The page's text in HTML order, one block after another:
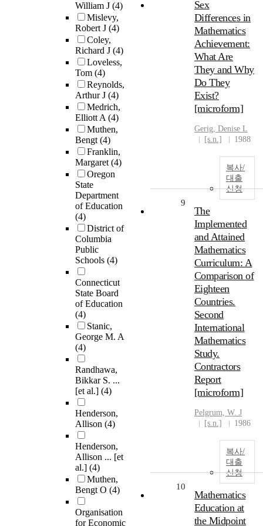
William J (4)
Mislevy,
Robert J (4)
Coley,
Richard J (4)
Loveless,
Tom (4)
Reynolds,
Arthur J (4)
Medrich,
Elliott A(4)
Muthen,
Bengt(4)
Franklin,
Margaret(4)
Oregon
State
Department
of Education
(4)
District of
Columbia
Public
Schools (4)
Connecticut
State Board
of Education
(4)
Stanic,
George M. A
(4)
Randhawa,
Bikkar S. ...
[et al.] (4)
Henderson,
Allison (4)
Henderson,
Allison ... [et
al.] (4)
Muthen,
Bengt O (4)
Organisation
for Economic
Sex
Differences in
Mathematics
Achievement:
What Are
They and Why
Do They
Exist?
[microform]
Gerig, Denise L
[s.n.]
1988
복사/
대출
신청
9
The
Implemented
and Attained
Mathematics
Curriculum: A
Comparison of
Eighteen
Countries.
Second
International
Mathematics
Study.
Contractors
Report
[microform]
Pelgrum, W. J
[s.n.]
1986
복사/
대출
신청
10
Mathematics
Education at
the Midpoint